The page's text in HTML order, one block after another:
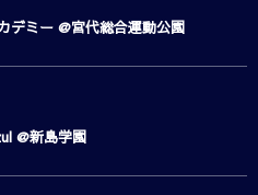
デミー @宮代総合運動公園
@新島学園